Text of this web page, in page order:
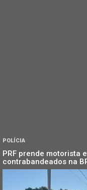
POLÍCIA
PRF prende motorista
contrabandeados na